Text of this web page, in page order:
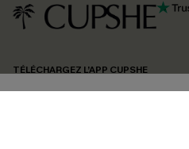
TÉLÉCHARGEZ L’APP CUPSHE
confidentialité
. Vous pouvez vous